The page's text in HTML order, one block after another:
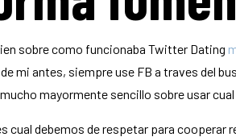
sobre como funcionaba Twitter Dating
mi antes, siempre use FB a traves del
mayormente sencillo sobre usar
debemos de respetar para cooperar